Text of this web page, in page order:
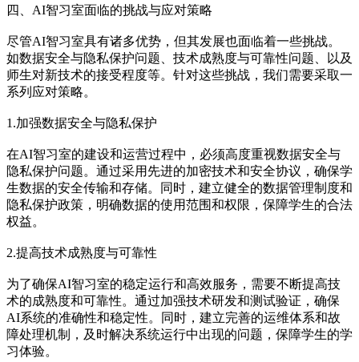
四、AI智习室面临的挑战与应对策略
尽管AI智习室具有诸多优势，但其发展也面临着一些挑战。
如数据安全与隐私保护问题、技术成熟度与可靠性问题、以及
师生对新技术的接受程度等。针对这些挑战，我们需要采取一
系列应对策略。
1.加强数据安全与隐私保护
在AI智习室的建设和运营过程中，必须高度重视数据安全与
隐私保护问题。通过采用先进的加密技术和安全协议，确保学
生数据的安全传输和存储。同时，建立健全的数据管理制度和
隐私保护政策，明确数据的使用范围和权限，保障学生的合法
权益。
2.提高技术成熟度与可靠性
为了确保AI智习室的稳定运行和高效服务，需要不断提高技
术的成熟度和可靠性。通过加强技术研发和测试验证，确保
AI系统的准确性和稳定性。同时，建立完善的运维体系和故
障处理机制，及时解决系统运行中出现的问题，保障学生的学
习体验。